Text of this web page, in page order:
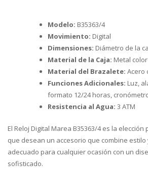
Modelo: B35363/4
Movimiento: Digital
Dimensiones: Diámetro de la
Material de la Caja: Metal
Material del Brazalete: Acero
Funciones Adicionales: Luz,
formato 12/24 horas,
Resistencia al Agua: 3 ATM
El Reloj Digital Marea B35363/4 es la
que desean un accesorio que combine
adecuado para cualquier ocasión con un
sofisticado.